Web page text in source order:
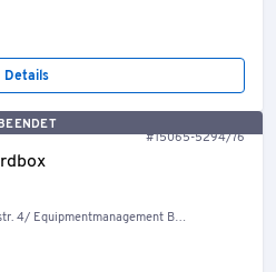
Details
#15065-5294/76
Bestand Container, Welt